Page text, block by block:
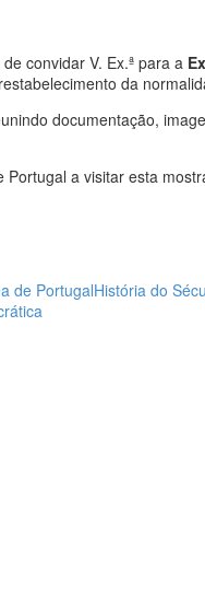
convidar V. Ex.ª para a
da
documentação,
a visitar esta
de PortugalHistória do